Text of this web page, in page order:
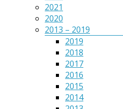
2021
2020
2013 – 2019
2019
2018
2017
2016
2015
2014